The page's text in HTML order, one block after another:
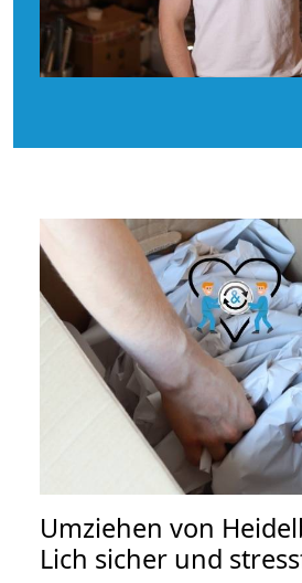
Umziehen von
Lich sicher und